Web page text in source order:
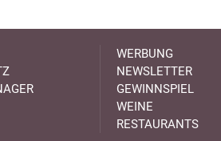
WERBUNG
NEWSLETTER
GEWINNSPIEL
WEINE
RESTAURANTS